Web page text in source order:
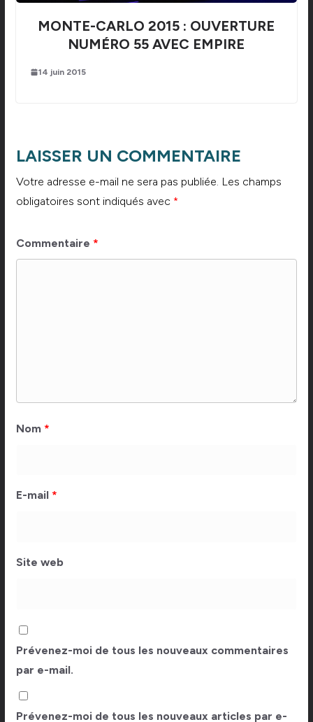
MONTE-CARLO 2015 : OUVERTURE
NUMÉRO 55 AVEC EMPIRE
14 juin 2015
LAISSER UN COMMENTAIRE
Votre adresse e-mail ne sera pas publiée. Les champs
obligatoires sont indiqués avec *
Commentaire *
Nom *
E-mail *
Site web
Prévenez-moi de tous les nouveaux commentaires
par e-mail.
Prévenez-moi de tous les nouveaux articles par e-